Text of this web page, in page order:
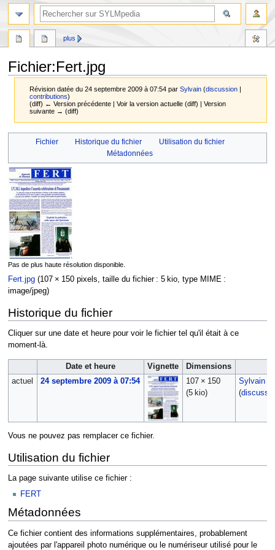
Fichier:Fert.jpg
Révision datée du 24 septembre 2009 à 07:54 parSylvain (discussion |
contributions)
(diff) ← Version précédente | Voir la version actuelle (diff) | Version
suivante → (diff)
la
navigation
la
recherche
Fichier Historique du fichier
Utilisation du fichier
Métadonnées
Pas de plus haute résolution disponible.
Fert.jpg‎ (107 × 150 pixels, taille du fichier : 5 kio, type MIME :
image/jpeg)
Historique du fichier
Cliquer sur une date et heure pour voir le fichier tel qu'il était à ce
moment-là.
Date et heure Vignette Dimensions
actuel
24 septembre 2009 à 07:54
107 × 150
(5 kio)
Sylvain
(
Vous ne pouvez pas remplacer ce fichier.
Utilisation du fichier
La page suivante utilise ce fichier :
FERT
Métadonnées
Ce fichier contient des informations supplémentaires, probablement
ajoutées par l'appareil photo numérique ou le numériseur utilisé pour le
plus